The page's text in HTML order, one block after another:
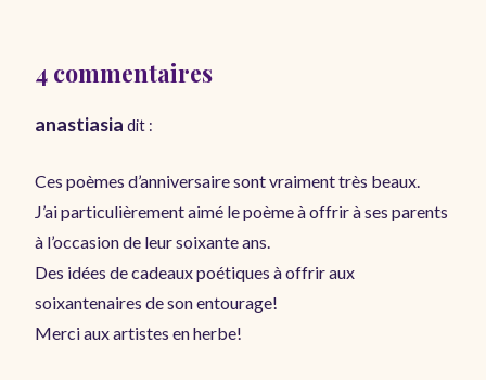
4 commentaires
anastiasia dit :
Ces poèmes d’anniversaire sont vraiment très beaux.
J’ai particulièrement aimé le poème à offrir à ses parents
à l’occasion de leur soixante ans.
Des idées de cadeaux poétiques à offrir aux
soixantenaires de son entourage!
Merci aux artistes en herbe!